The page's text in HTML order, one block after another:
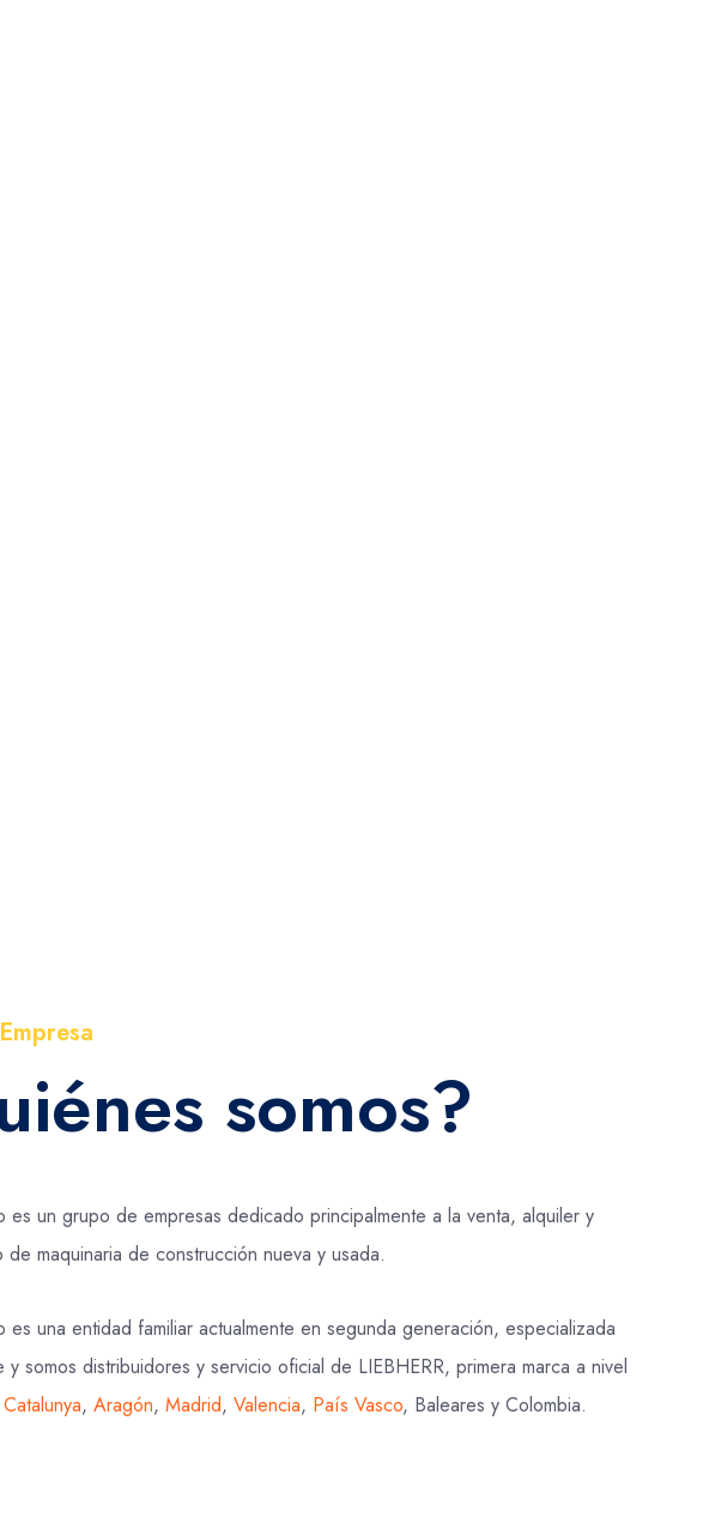
somos?
es un grupo de empresas dedicado principalmente a la venta, alquiler y
de maquinaria de construcción nueva y usada.
es una entidad familiar actualmente en segunda generación, especializada
y somos distribuidores y servicio oficial de LIEBHERR, primera marca a nivel
Catalunya, Aragón, Madrid, Valencia, País Vasco, Baleares y Colombia.